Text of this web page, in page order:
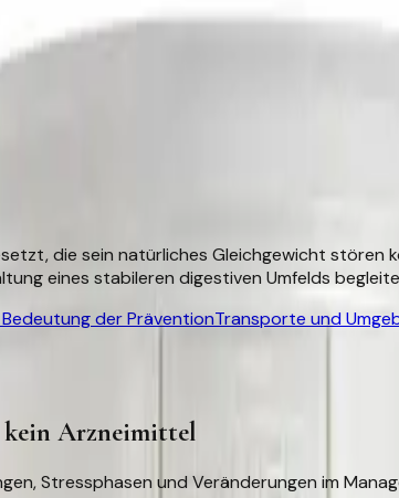
die sein natürliches Gleichgewicht stören
eines stabileren digestiven Umfelds
Bedeutung der PräventionTransporte und
kein Arzneimittel
Stressphasen und Veränderungen im